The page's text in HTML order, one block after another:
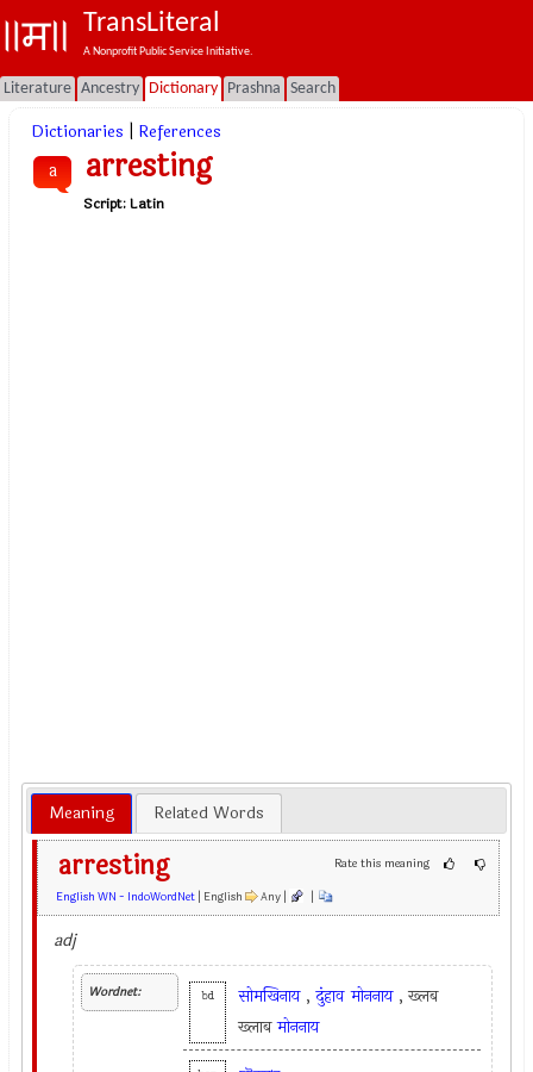
TransLiteral
A Nonprofit Public Service Initiative.
Literature Ancestry Dictionary Prashna Search
Dictionaries References
a arresting
Script:Latin
Meaning Related Words
Rate this meaning
arresting
English WN - IndoWordNet | English Any | |
adj
Wordnet: bd सोमखिनाय ,दुंहाव मोननाय , ख्लब
ख्लाबमोननाय